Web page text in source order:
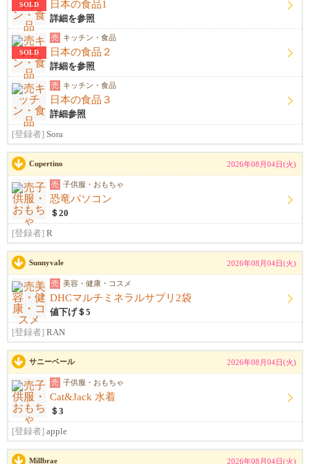
SOLD 日本の食品1
詳細を参照
SOLD
売 キッチン・食品
日本の食品２
詳細を参照
売 キッチン・食品
日本の食品３
詳細参照
[登録者] Sora
Cupertino 2026年08月04日(火)
売 子供服・おもちゃ
恐竜パソコン
＄20
[登録者] R
Sunnyvale 2026年08月04日(火)
売 美容・健康・コスメ
DHCマルチミネラルサプリ2袋
値下げ＄5
[登録者] RAN
サニーベール 2026年08月04日(火)
売 子供服・おもちゃ
Cat&Jack 水着
＄3
[登録者] apple
Millbrae 2026年08月04日(火)